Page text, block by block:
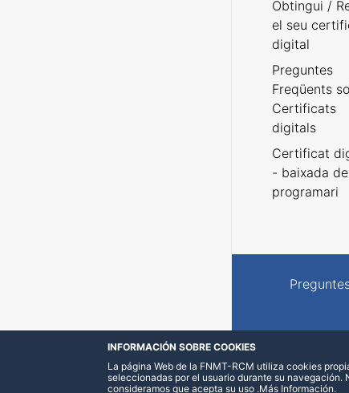
Obtingui /
el seu
digital
Preguntes
Freqüents
Certificats
digitals
Certificat
- baixada de
programari
INFORMACIÓN SOBRE COOKIES
La página Web de la FNMT-RCM utiliza cookies
seleccionadas por el usuario durante su
consideramos que acepta su uso .Más Información.